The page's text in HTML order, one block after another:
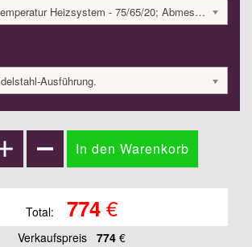
Typen: für Hochtemperatur Heizsystem - 75/65/20; Abmessungen: 800x450x38; 245 Watt:; 774.49 €
Ausführung.
Total: 774€
Verkaufspreis 774 €